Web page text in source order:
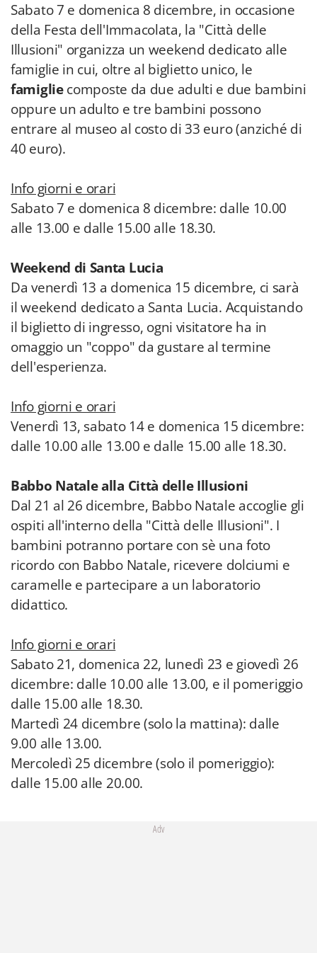
Sabato 7 e domenica 8 dicembre, in occasione
della Festa dell'Immacolata, la "Città delle
Illusioni" organizza un weekend dedicato alle
famiglie in cui, oltre al biglietto unico, le
famigliecomposte da due adulti e due bambini
oppure un adulto e tre bambini possono
entrare al museo al costo di 33 euro (anziché di
40 euro).
Info giorni e orari
Sabato 7 e domenica 8 dicembre: dalle 10.00
alle 13.00 e dalle 15.00 alle 18.30.
Weekend di Santa Lucia
Da venerdì 13 a domenica 15 dicembre, ci sarà
il weekend dedicato a Santa Lucia. Acquistando
il biglietto di ingresso, ogni visitatore ha in
omaggio un "coppo" da gustare al termine
dell'esperienza.
Info giorni e orari
Venerdì 13, sabato 14 e domenica 15 dicembre:
dalle 10.00 alle 13.00 e dalle 15.00 alle 18.30.
Babbo Natale alla Città delle Illusioni
Dal 21 al 26 dicembre, Babbo Natale accoglie gli
ospiti all'interno della "Città delle Illusioni". I
bambini potranno portare con sè una foto
ricordo con Babbo Natale, ricevere dolciumi e
caramelle e partecipare a un laboratorio
didattico.
Info giorni e orari
Sabato 21, domenica 22, lunedì 23 e giovedì 26
dicembre: dalle 10.00 alle 13.00, e il pomeriggio
dalle 15.00 alle 18.30.
Martedì 24 dicembre (solo la mattina): dalle
9.00 alle 13.00.
Mercoledì 25 dicembre (solo il pomeriggio):
dalle 15.00 alle 20.00.
Adv